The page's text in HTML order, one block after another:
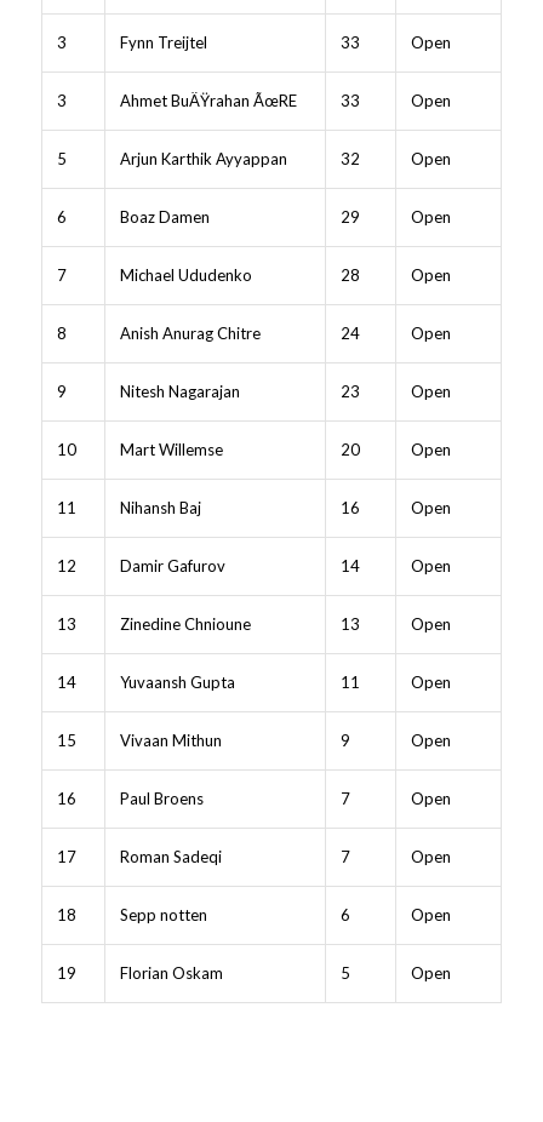
3 Fynn Treijtel 33 Open
3 Ahmet BuÄŸrahan ÃœRE 33 Open
5 Arjun Karthik Ayyappan 32 Open
6 Boaz Damen 29 Open
7 Michael Ududenko 28 Open
8 Anish Anurag Chitre 24 Open
9 Nitesh Nagarajan 23 Open
10 Mart Willemse 20 Open
11 Nihansh Baj 16 Open
12 Damir Gafurov 14 Open
13 Zinedine Chnioune 13 Open
14 Yuvaansh Gupta 11 Open
15 Vivaan Mithun 9 Open
16 Paul Broens 7 Open
17 Roman Sadeqi 7 Open
18 Sepp notten 6 Open
19 Florian Oskam 5 Open